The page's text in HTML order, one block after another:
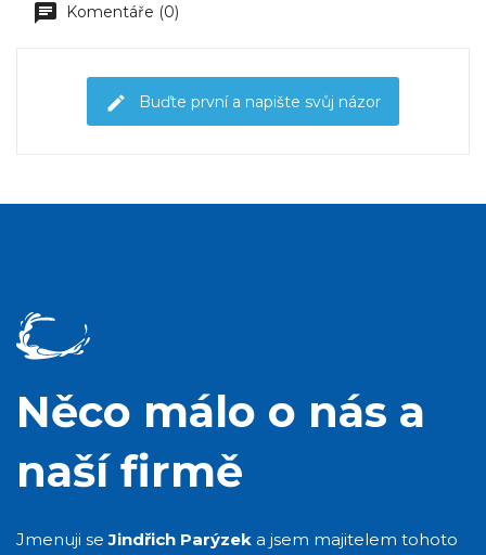
Komentáře (0)
Buďte první a napište svůj názor
Něco málo o nás a
naší firmě
Jmenuji seJindřich Parýzek a jsem majitelem tohoto